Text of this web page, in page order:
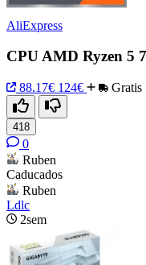
AliExpress
CPU AMD Ryzen 5
88.17€ 124€ Gratis
418
0
Ruben
Caducados
Ruben
Ldlc
2sem